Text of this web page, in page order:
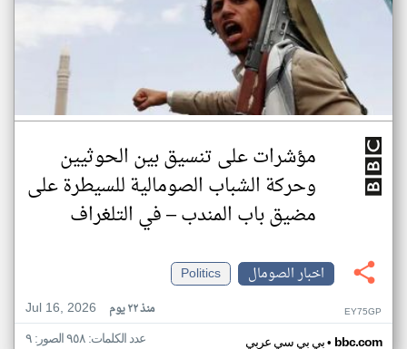
مؤشرات على تنسيق بين الحوثيين
وحركة الشباب الصومالية للسيطرة على
مضيق باب المندب – في التلغراف
اخبار الصومال
Politics
Jul 16, 2026
منذ ٢٢ يوم EY75GP
بي بي سي عربي• bbc.com عدد الكلمات: ٩٥٨ الصور: ٩